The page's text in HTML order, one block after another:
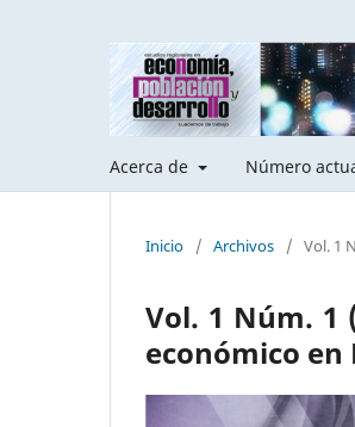
Acerca de Número
Inicio / Archivos / Vol. 1
Vol. 1 Núm. 1
económico en